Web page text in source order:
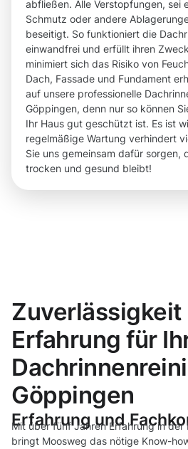
abfließen. Alle Verstopfungen, sei
Schmutz oder andere
beseitigt. So funktioniert die
einwandfrei und erfüllt ihren
minimiert sich das Risiko von
Dach, Fassade und Fundament
auf unsere professionelle
Göppingen, denn nur so können
Ihr Haus gut geschützt ist. Es ist
regelmäßige Wartung verhindert
Sie uns gemeinsam dafür sorgen,
trocken und gesund bleibt!
Zuverlässigkeit
Erfahrung für
Göppingen
Erfahrung und
Mit über fünf Jahren Erfahrung in der
bringt Moosweg das nötige Know-